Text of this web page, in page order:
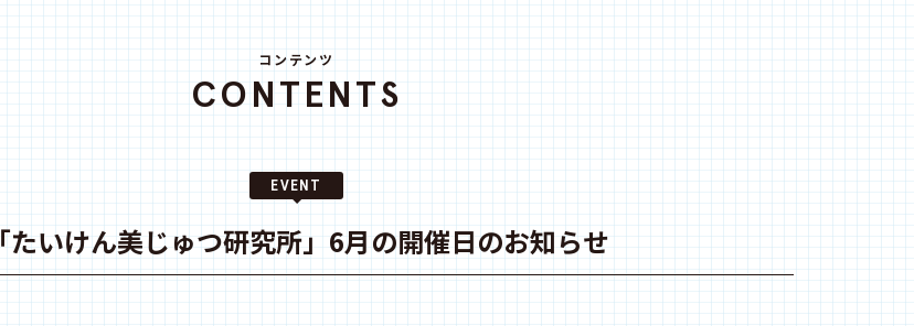
コンテンツ
CONTENTS
EVENT
「たいけん美じゅつ研究所」6月の開催日のお知らせ